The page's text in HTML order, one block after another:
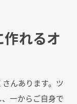
作れるオ
んあります。ツ
一からご自身で